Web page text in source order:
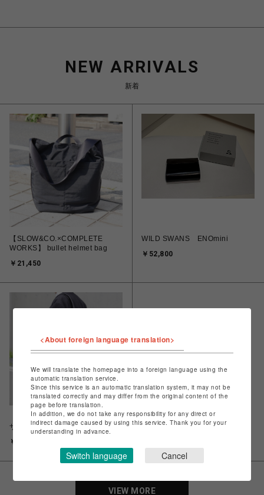
NEW ARRIVALS
新着
【SLOW&CO.×COMPLETE
WORKS】 bullet helmet bag
￥21,450
WILD SWANS ENOmini
￥52,800
【COMPLETE WORKS】防水レ
ザー×ナイロンシリーズ トート
バッグ CWD-033
￥22,000
VIEW MORE
<About foreign language translation>
We will translate the homepage into a foreign language using the
automatic translation service.
Since this service is an automatic translation system, it may not be
translated correctly and may differ from the original content of the
page before translation.
In addition, we do not take any responsibility for any direct or
indirect damage caused by using this service. Thank you for your
understanding in advance.
Switch language Cancel